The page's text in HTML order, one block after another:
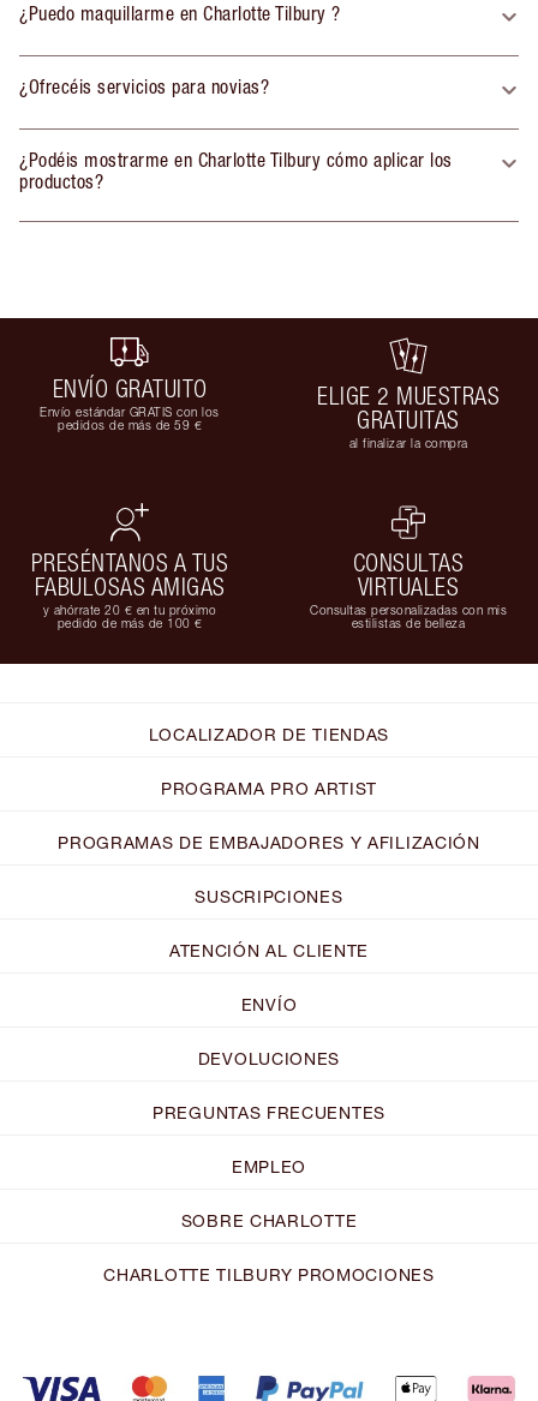
¿Puedo maquillarme en Charlotte Tilbury ?
¿Ofrecéis servicios para novias?
¿Podéis mostrarme en Charlotte Tilbury cómo aplicar los
productos?
ENVÍO GRATUITO
Envío estándar GRATIS con los
pedidos de más de 59 €
ELIGE 2 MUESTRAS
GRATUITAS
al finalizar la compra
PRESÉNTANOS A TUS
FABULOSAS AMIGAS
y ahórrate 20 € en tu próximo
pedido de más de 100 €
CONSULTAS
VIRTUALES
Consultas personalizadas con mis
estilistas de belleza
LOCALIZADOR DE TIENDAS
PROGRAMA PRO ARTIST
PROGRAMAS DE EMBAJADORES Y AFILIZACIÓN
SUSCRIPCIONES
ATENCIÓN AL CLIENTE
ENVÍO
DEVOLUCIONES
PREGUNTAS FRECUENTES
EMPLEO
SOBRE CHARLOTTE
CHARLOTTE TILBURY PROMOCIONES